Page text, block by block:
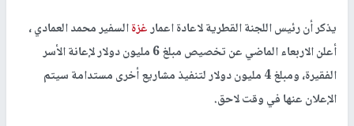
يذكر أن رئيس اللجنة القطرية لاعادة اعمارغزةالسفير محمد العمادي ،
أعلن الاربعاء الماضي عن تخصيص مبلغ 6 مليون دولار لإعانة الأسر
الفقيرة، ومبلغ 4 مليون دولار لتنفيذ مشاريع أخرى مستدامة سيتم
الإعلان عنها في وقت لاحق.